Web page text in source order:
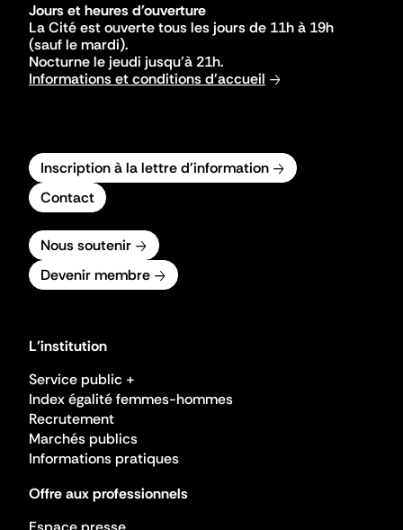
Jours et heures d'ouverture
La Cité est ouverte tous les jours de 11h à 19h
(sauf le mardi).
Nocturne le jeudi jusqu'à 21h.
Informations et conditions d'accueil
Inscription à la lettre d'information
Contact
Nous soutenir
Devenir membre
L'institution
Service public +
Index égalité femmes-hommes
Recrutement
Marchés publics
Informations pratiques
Offre aux professionnels